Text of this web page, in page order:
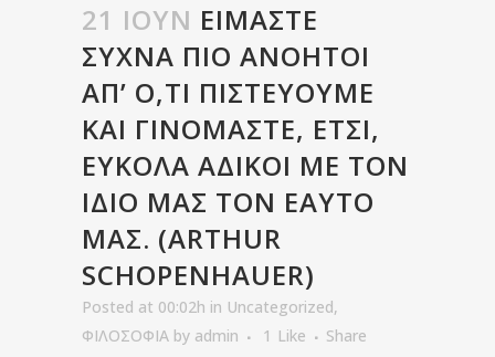
21 ΙΟΎΝ ΕΊΜΑΣΤΕ
ΣΥΧΝΆ ΠΙΟ ΑΝΌΗΤΟΙ
ΑΠ’ Ό,ΤΙ ΠΙΣΤΕΎΟΥΜΕ
ΚΑΙ ΓΙΝΌΜΑΣΤΕ, ΈΤΣΙ,
ΕΎΚΟΛΑ ΆΔΙΚΟΙ ΜΕ ΤΟΝ
ΊΔΙΟ ΜΑΣ ΤΟΝ ΕΑΥΤΌ
ΜΑΣ. (ARTHUR
SCHOPENHAUER)
Posted at 00:02h in Uncategorized,
ΦΙΛΟΣΟΦΙΑ by admin 1 Like Share